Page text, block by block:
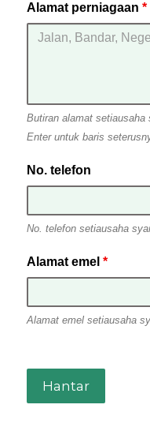
Alamat perniagaan *
Butiran alamat
Enter untuk baris
No. telefon
No. telefon setiausaha
Alamat emel *
Alamat emel setiausaha